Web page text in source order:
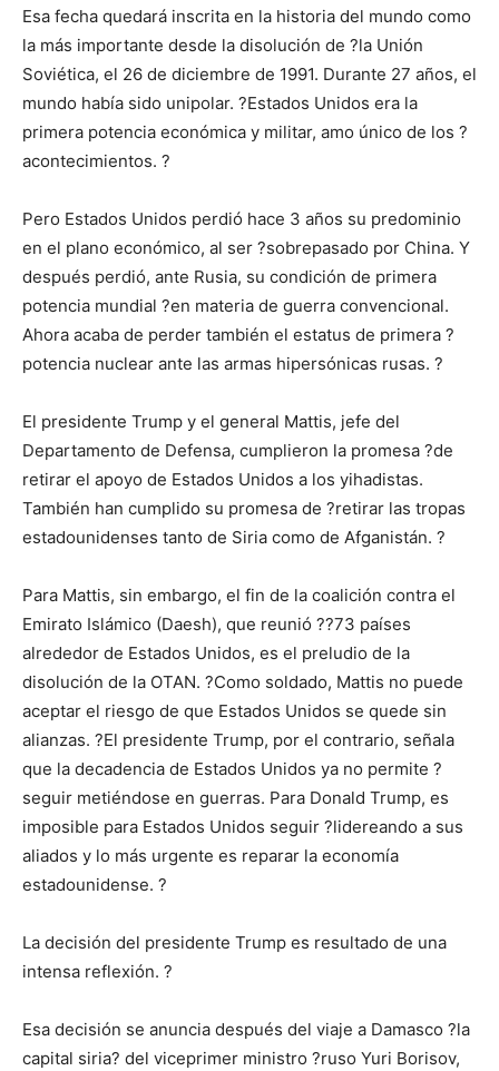
Esa fecha quedará inscrita en la historia del mundo como
la más importante desde la disolución de ?la Unión
Soviética, el 26 de diciembre de 1991. Durante 27 años, el
mundo había sido unipolar. ?Estados Unidos era la
primera potencia económica y militar, amo único de los ?
acontecimientos. ?
Pero Estados Unidos perdió hace 3 años su predominio
en el plano económico, al ser ?sobrepasado por China. Y
después perdió, ante Rusia, su condición de primera
potencia mundial ?en materia de guerra convencional.
Ahora acaba de perder también el estatus de primera ?
potencia nuclear ante las armas hipersónicas rusas. ?
El presidente Trump y el general Mattis, jefe del
Departamento de Defensa, cumplieron la promesa ?de
retirar el apoyo de Estados Unidos a los yihadistas.
También han cumplido su promesa de ?retirar las tropas
estadounidenses tanto de Siria como de Afganistán. ?
Para Mattis, sin embargo, el fin de la coalición contra el
Emirato Islámico (Daesh), que reunió ??73 países
alrededor de Estados Unidos, es el preludio de la
disolución de la OTAN. ?Como soldado, Mattis no puede
aceptar el riesgo de que Estados Unidos se quede sin
alianzas. ?El presidente Trump, por el contrario, señala
que la decadencia de Estados Unidos ya no permite ?
seguir metiéndose en guerras. Para Donald Trump, es
imposible para Estados Unidos seguir ?lidereando a sus
aliados y lo más urgente es reparar la economía
estadounidense. ?
La decisión del presidente Trump es resultado de una
intensa reflexión. ?
Esa decisión se anuncia después del viaje a Damasco ?la
capital siria? del viceprimer ministro ?ruso Yuri Borisov,